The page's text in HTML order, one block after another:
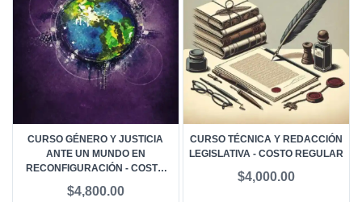
CURSO GÉNERO Y JUSTICIA
ANTE UN MUNDO EN
RECONFIGURACIÓN - COSTO
$4,800.00
CURSO TÉCNICA Y REDACCIÓN
LEGISLATIVA - COSTO REGULAR
$4,000.00